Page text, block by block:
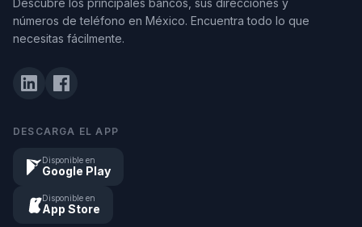
Descubre los principales bancos, sus direcciones y
números de teléfono en México. Encuentra todo lo que
necesitas fácilmente.
DESCARGA EL APP
Disponible en
Google Play
Disponible en
App Store